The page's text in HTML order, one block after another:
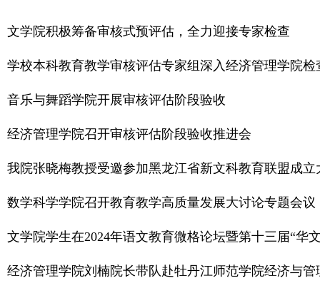
文学院积极筹备审核式预评估，全力迎接专家检查
学校本科教育教学审核评估专家组深入经济管理学院检
音乐与舞蹈学院开展审核评估阶段验收
经济管理学院召开审核评估阶段验收推进会
我院张晓梅教授受邀参加黑龙江省新文科教育联盟成立
数学科学学院召开教育教学高质量发展大讨论专题会议
文学院学生在2024年语文教育微格论坛暨第十三届“
经济管理学院刘楠院长带队赴牡丹江师范学院经济与管